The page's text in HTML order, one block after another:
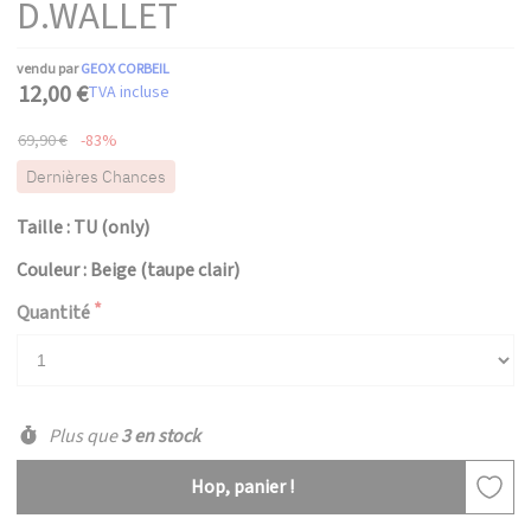
D.WALLET
vendu parGEOX CORBEIL
12,00 €TVA incluse
69,90 € -83%
Dernières Chances
Taille : TU (only)
Couleur : Beige (taupe clair)
Quantité
Plus que3 en stock
Hop, panier !